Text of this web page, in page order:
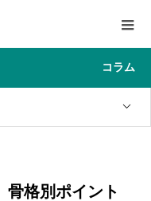
コラム
骨格別ポイント